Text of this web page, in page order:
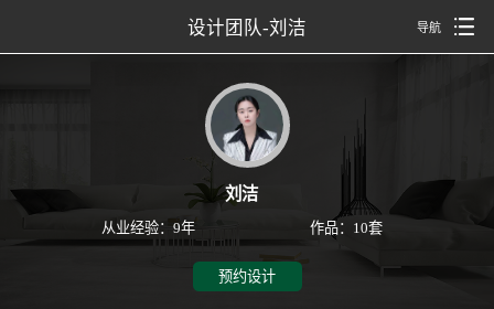
设计团队-刘洁 导航
刘洁
从业经验：9年 作品：10套
预约设计